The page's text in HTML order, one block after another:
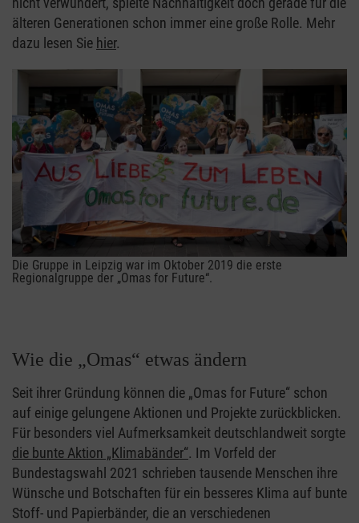
älteren Generationen schon immer eine große Rolle. Mehr
dazu lesen Sie hier.
Die Gruppe in Leipzig war im Oktober 2019 die erste
Regionalgruppe der „Omas for Future“.
Wie die „Omas“ etwas ändern
Seit ihrer Gründung können die „Omas for Future“ schon
auf einige gelungene Aktionen und Projekte zurückblicken.
Für besonders viel Aufmerksamkeit deutschlandweit sorgte
die bunte Aktion „Klimabänder“. Im Vorfeld der
Bundestagswahl 2021 schrieben tausende Menschen ihre
Wünsche und Botschaften für ein besseres Klima auf bunte
Stoff- und Papierbänder, die an verschiedenen